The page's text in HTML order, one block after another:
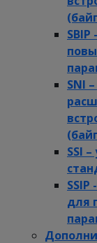
SNI
SSI
для